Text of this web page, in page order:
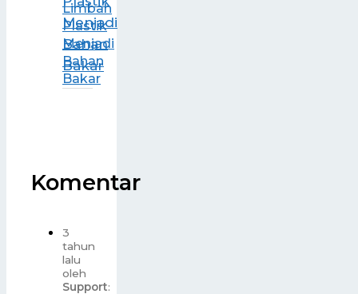
Limbah
Plastik
Menjadi
Bahan
Bakar
Komentar
3
tahun
lalu
oleh
Support: